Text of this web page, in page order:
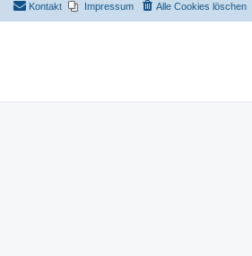
Alle Cookies löschen
Impressum
Kontakt